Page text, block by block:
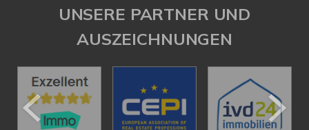
UNSERE PARTNER UND
AUSZEICHNUNGEN